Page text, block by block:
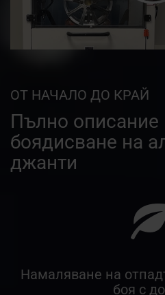
ОТ НАЧАЛО ДО КРАЙ
Пълно описание
боядисване на
джанти
Намаляване на
боя с